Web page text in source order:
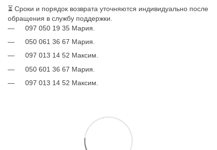
⏳ Сроки и порядок возврата уточняются индивидуально после
обращения в службу поддержки.
097 050 19 35 Мария.
050 061 36 67 Мария.
097 013 14 52 Максим.
050 601 36 67 Мария.
097 013 14 52 Максим.